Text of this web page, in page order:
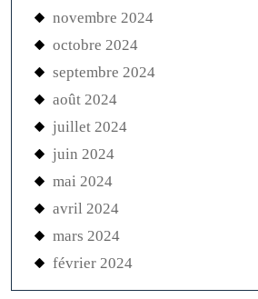
novembre 2024
octobre 2024
septembre 2024
août 2024
juillet 2024
juin 2024
mai 2024
avril 2024
mars 2024
février 2024